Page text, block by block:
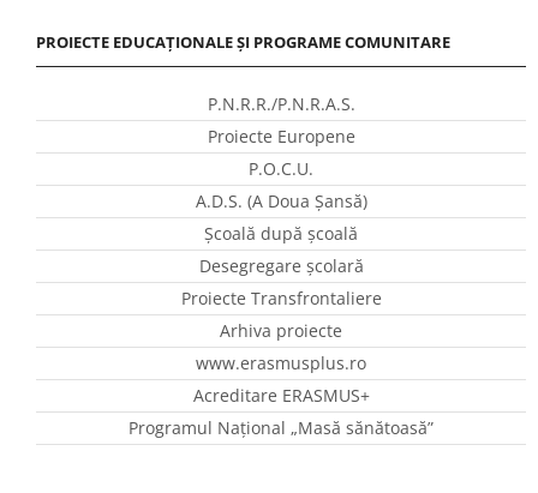
PROIECTE EDUCAȚIONALE ȘI PROGRAME COMUNITARE
P.N.R.R./P.N.R.A.S.
Proiecte Europene
P.O.C.U.
A.D.S. (A Doua Șansă)
Școală după școală
Desegregare școlară
Proiecte Transfrontaliere
Arhiva proiecte
www.erasmusplus.ro
Acreditare ERASMUS+
Programul Național „Masă sănătoasă”